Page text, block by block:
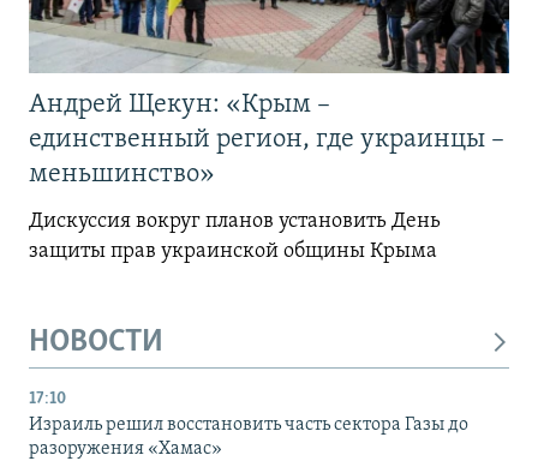
Андрей Щекун: «Крым –
единственный регион, где украинцы –
меньшинство»
Дискуссия вокруг планов установить День
защиты прав украинской общины Крыма
НОВОСТИ
17:10
Израиль решил восстановить часть сектора Газы до
разоружения «Хамас»